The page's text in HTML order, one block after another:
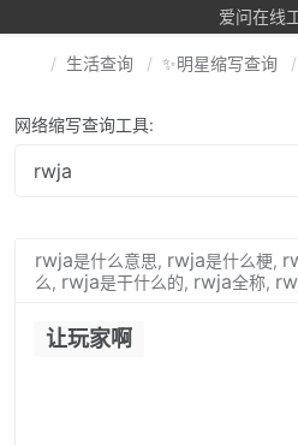
爱问在线
生活查询 ✨明星缩写查询
网络缩写查询工具:
rwja是什么意思, rwja是什么梗,
么, rwja是干什么的, rwja全称,
让玩家啊